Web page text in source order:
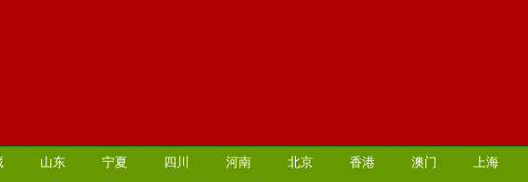
山东 宁夏 四川 河南 北京 香港 澳门
上海